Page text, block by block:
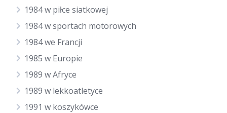
1984 w piłce siatkowej
1984 w sportach motorowych
1984 we Francji
1985 w Europie
1989 w Afryce
1989 w lekkoatletyce
1991 w koszykówce